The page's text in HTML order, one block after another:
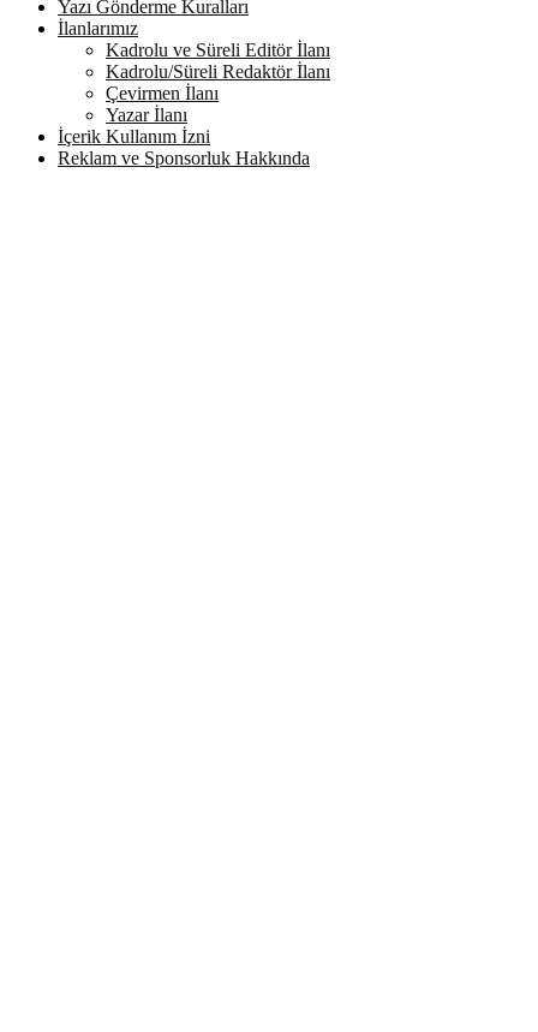
Yazı Gönderme Kuralları
İlanlarımız
Kadrolu ve Süreli Editör İlanı
Kadrolu/Süreli Redaktör İlanı
Çevirmen İlanı
Yazar İlanı
İçerik Kullanım İzni
Reklam ve Sponsorluk Hakkında